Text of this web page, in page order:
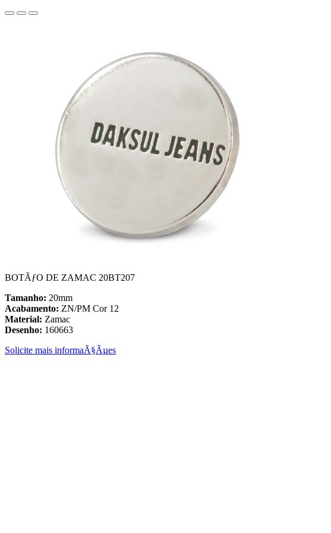
BOTÃƒO DE ZAMAC 20BT207
Tamanho: 20mm
Acabamento: ZN/PM Cor 12
Material: Zamac
Desenho: 160663
Solicite mais informaÃ§Ãµes